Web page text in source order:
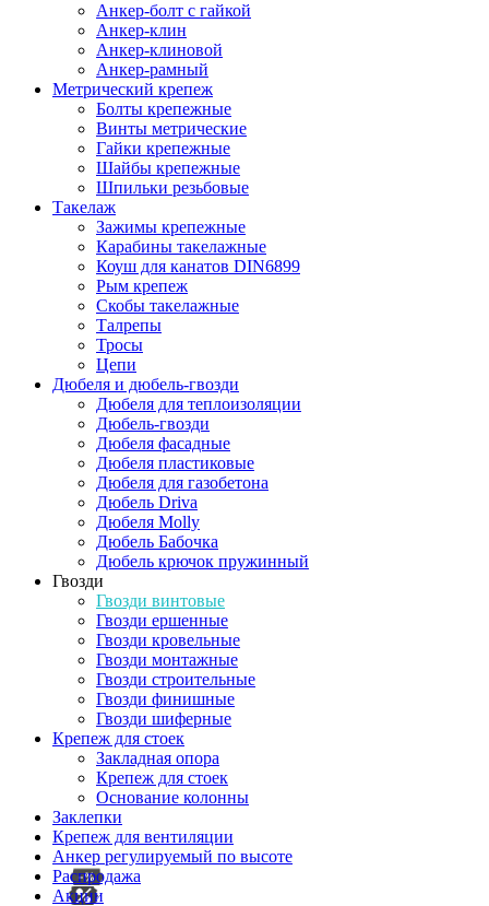
Анкер-болт с гайкой
Анкер-клин
Анкер-клиновой
Анкер-рамный
Метрический крепеж
Болты крепежные
Винты метрические
Гайки крепежные
Шайбы крепежные
Шпильки резьбовые
Такелаж
Зажимы крепежные
Карабины такелажные
Коуш для канатов DIN6899
Рым крепеж
Скобы такелажные
Талрепы
Тросы
Цепи
Дюбеля и дюбель-гвозди
Дюбеля для теплоизоляции
Дюбель-гвозди
Дюбеля фасадные
Дюбеля пластиковые
Дюбеля для газобетона
Дюбель Driva
Дюбеля Molly
Дюбель Бабочка
Дюбель крючок пружинный
Гвозди
Гвозди винтовые
Гвозди ершенные
Гвозди кровельные
Гвозди монтажные
Гвозди строительные
Гвозди финишные
Гвозди шиферные
Крепеж для стоек
Закладная опора
Крепеж для стоек
Основание колонны
Заклепки
Крепеж для вентиляции
Анкер регулируемый по высоте
Распродажа
Акции